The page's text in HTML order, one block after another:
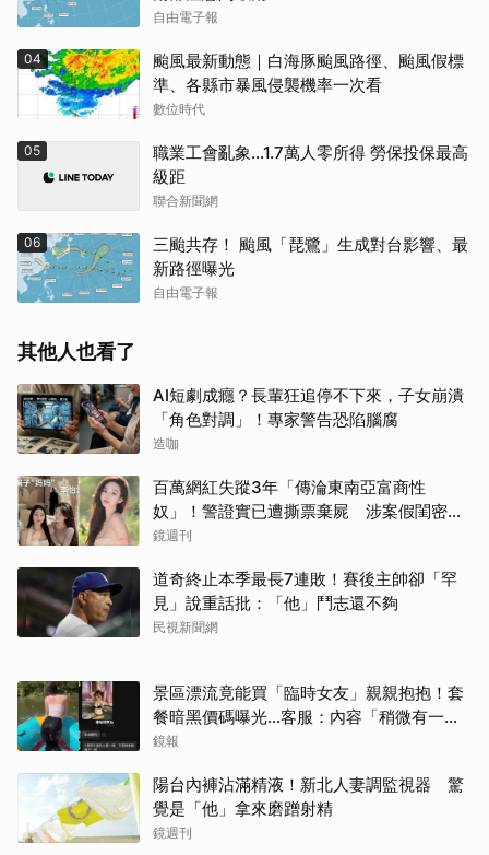
自由電子報
04
颱風最新動態｜白海豚颱風路徑、颱風假標
準、各縣市暴風侵襲機率一次看
數位時代
05
職業工會亂象…1.7萬人零所得 勞保投保最高
級距
聯合新聞網
06
三颱共存！ 颱風「琵鷺」生成對台影響、最
新路徑曝光
自由電子報
其他人也看了
AI短劇成癮？長輩狂追停不下來，子女崩潰
「角色對調」！專家警告恐陷腦腐
造咖
百萬網紅失蹤3年「傳淪東南亞富商性
奴」！警證實已遭撕票棄屍 涉案假閨密近
況曝光
鏡週刊
道奇終止本季最長7連敗！賽後主帥卻「罕
見」說重話批：「他」鬥志還不夠
民視新聞網
景區漂流竟能買「臨時女友」親親抱抱！套
餐暗黑價碼曝光…客服：內容「稍微有一點
尺度」
鏡報
陽台內褲沾滿精液！新北人妻調監視器 驚
覺是「他」拿來磨蹭射精
鏡週刊